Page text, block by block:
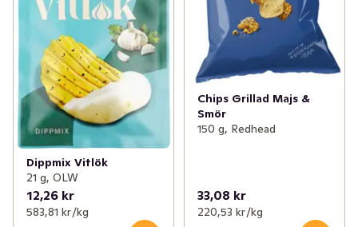
Dippmix Vitlök
21 g, OLW
12,26 kr
583,81 kr /kg
Chips Grillad Majs &
Smör
150 g, Redhead
33,08 kr
220,53 kr /kg